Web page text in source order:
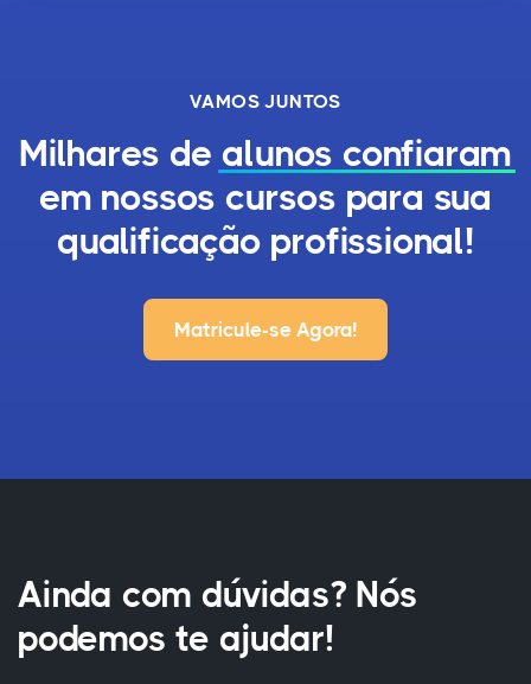
VAMOS JUNTOS
Milhares de alunos confiaram
em nossos cursos para sua
qualificação profissional!
Matricule-se Agora!
Ainda com dúvidas? Nós
podemos te ajudar!